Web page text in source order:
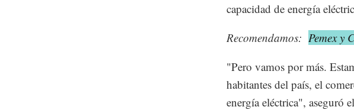
capacidad de energía
Recomendamos: Pemex y
"Pero vamos por más.
habitantes del país, el
energía eléctrica", aseguró